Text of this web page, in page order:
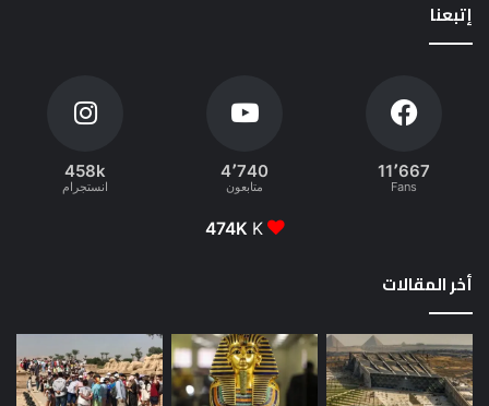
إتبعنا
11٬667
Fans
4٬740
متابعون
458k
انستجرام
474K K
أخر المقالات